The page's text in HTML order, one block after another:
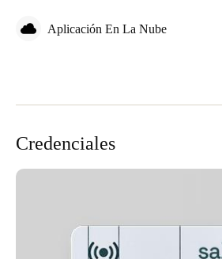
Aplicación En La Nube
Credenciales